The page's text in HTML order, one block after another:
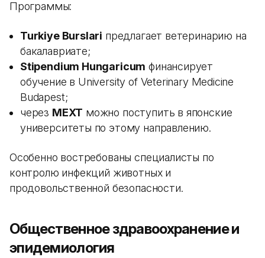
Программы:
Turkiye Burslari предлагает ветеринарию на
бакалавриате;
Stipendium Hungaricum финансирует
обучение в University of Veterinary Medicine
Budapest;
через MEXT можно поступить в японские
университеты по этому направлению.
Особенно востребованы специалисты по
контролю инфекций животных и
продовольственной безопасности.
Общественное здравоохранение и
эпидемиология